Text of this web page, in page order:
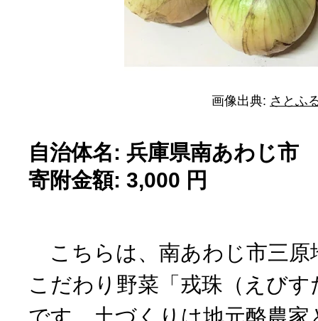
画像出典: さとふ
自治体名: 兵庫県南あわじ市
寄附金額: 3,000 円
こちらは、南あわじ市三原
こだわり野菜「戎珠（えび